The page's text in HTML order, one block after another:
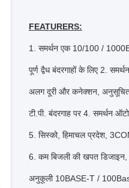
FEATURERS:
1. समर्थन एक 10/100 /
पूर्ण द्वैध बंदरगाहों के लिए 2.
अलग दूरी और कनेक्शन, अनुसूचित
टी.पी. बंदरगाह पर 4. समर्थन
5. सिस्को, हिमाचल प्रदेश,
6. कम बिजली की खपत डिजाइन,
अनुकूली 10BASE-T /